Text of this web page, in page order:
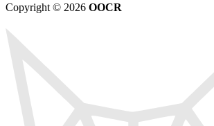
Copyright © 2026 OOCR